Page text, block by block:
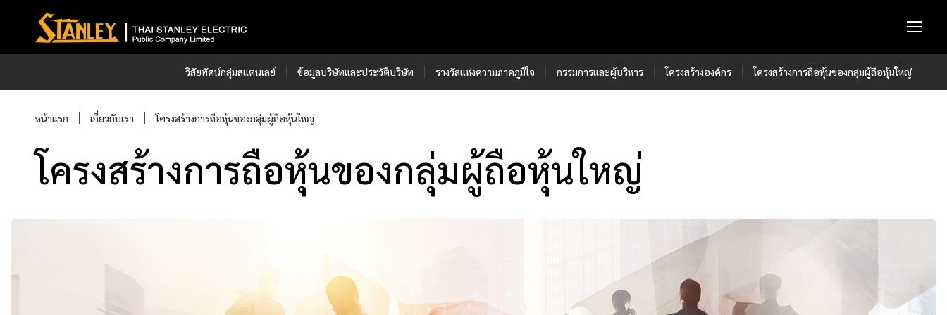
วิสัยทัศน์กลุ่มสแตนเลย์ ข้อมูลบริษัทและประวัติบริษัท รางวัลแห่งความภาคภูมิใจ กรรมการและผู้บริหาร โครงสร้างองค์กร โครงสร้างการถือหุ้นของกลุ่มผู้ถือหุ้นใหญ่
หน้าแรก เกี่ยวกับเรา โครงสร้างการถือหุ้นของกลุ่มผู้ถือหุ้นใหญ่
โครงสร้างการถือหุ้นของกลุ่มผู้ถือหุ้นใหญ่